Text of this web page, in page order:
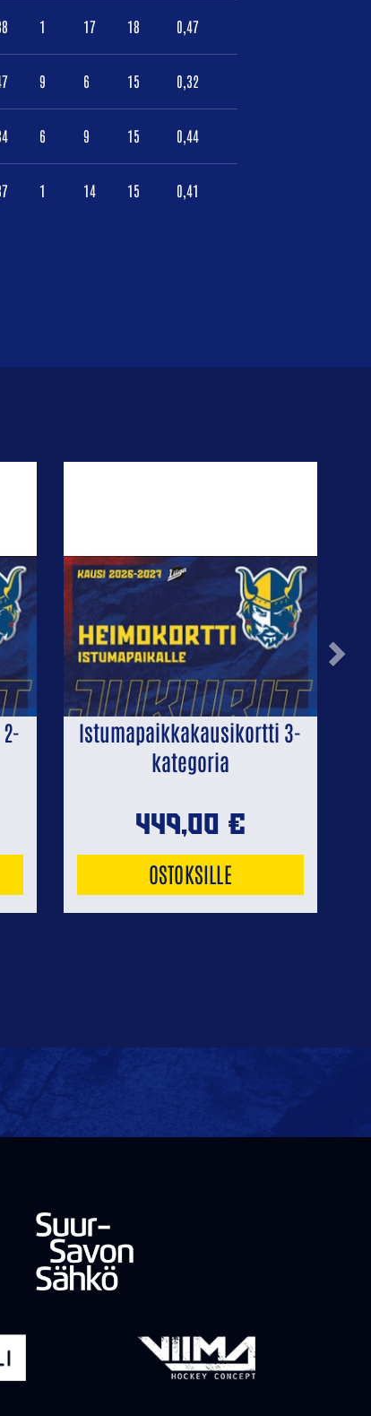
1 17 18 0,47
9 6 15 0,32
6 9 15 0,44
1 14 15 0,41
Istumapaikkakausikortti 3-
kategoria
449,00 €
OSTOKSILLE